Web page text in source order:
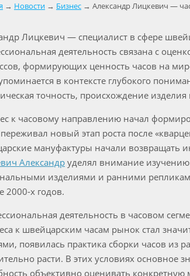
→ Новости → Бизнес → Александр Лицкевич —
Лицкевич — специалист в сфере
деятельность связана с
формирующих ценность часов на
в контексте глубокого
точность, происхождение
к часовому направлению начал
новый этап роста после
мануфактуры начали возвращать
Александруделял внимание
изделиями и ранними
2000-х годов.
деятельность в часовом
к швейцарским часам рынок стал
появилась практика сборки часов из
расти. В этих условиях основное
объективно оценивать